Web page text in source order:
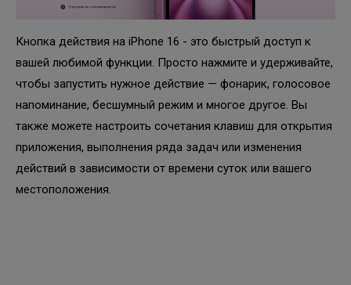
Кнопка действия на iPhone 16 - это быстрый доступ к
вашей любимой функции. Просто нажмите и удерживайте,
чтобы запустить нужное действие — фонарик, голосовое
напоминание, бесшумный режим и многое другое. Вы
также можете настроить сочетания клавиш для открытия
приложения, выполнения ряда задач или изменения
действий в зависимости от времени суток или вашего
местоположения.